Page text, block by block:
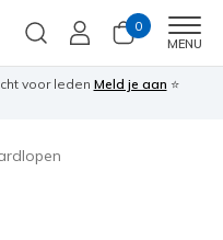
0
MENU
voor leden Meld je aan ⭐